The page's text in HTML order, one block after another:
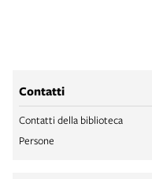
Contatti
Contatti della biblioteca
Persone